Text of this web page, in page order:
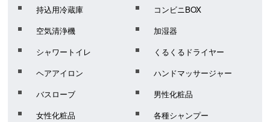
持込用冷蔵庫
コンビニBOX
空気清浄機
加湿器
シャワートイレ
くるくるドライヤー
ヘアアイロン
ハンドマッサージャー
バスローブ
男性化粧品
女性化粧品
各種シャンプー